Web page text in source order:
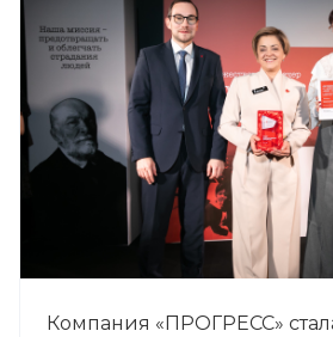
Компания «ПРОГРЕСС»